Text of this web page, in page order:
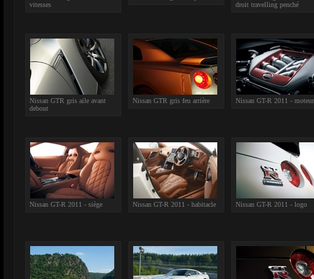
vitesses
droit travelling penché
Nissan GTR gris aile avant
debout
Nissan GTR gris feu arrière Nissan GT-R 2011 - moteur
Nissan GT-R 2011 - siège Nissan GT-R 2011 - habitacle Nissan GT-R 2011 - logo